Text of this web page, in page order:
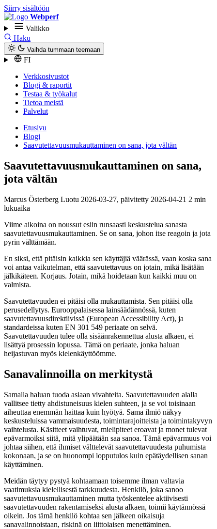
Siirry sisältöön
Webperf
Valikko
Haku
Vaihda tummaan teemaan
FI
Verkkosivustot
Blogi & raportit
Testaa & työkalut
Tietoa meistä
Palvelut
Etusivu
Blogi
Saavutettavuus­mukauttaminen on sana, jota vältän
Saavutettavuus­mukauttaminen on sana,
jota vältän
Marcus Österberg Luotu 2026-03-27, päivitetty 2026-04-21 2 min
lukuaika
Viime aikoina on noussut esiin runsaasti keskustelua sanasta
saavutettavuus­mukauttaminen. Se on sana, johon itse reagoin ja jota
pyrin välttämään.
En siksi, että pitäisin kaikkia sen käyttäjiä väärässä, vaan koska sana
voi antaa vaikutelman, että saavutettavuus on jotain, mikä lisätään
jälkikäteen. Korjaus. Jotain, mikä hoidetaan kun kaikki muu on
valmista.
Saavutettavuuden ei pitäisi olla mukauttamista. Sen pitäisi olla
perusedellytys. Eurooppalaisessa lainsäädännössä, kuten
saavutettavuusdirektiivissä (European Accessibility Act), ja
standardeissa kuten EN 301 549 periaate on selvä.
Saavutettavuuden tulee olla sisäänrakennettua alusta alkaen, ei
lisättyä prosessin lopussa. Tämä on periaate, jonka haluan
heijastuvan myös kielenkäyttöömme.
Sanavalinnoilla on merkitystä
Samalla haluan tuoda asiaan vivahteita. Saavutettavuuden alalla
vallitsee tietty ahdistuneisuus kielen suhteen, ja se voi toisinaan
aiheuttaa enemmän haittaa kuin hyötyä. Sama ilmiö näkyy
keskusteluissa vammaisuudesta, toimintarajoitteista ja toimintakyvyn
vaihtelusta. Käsitteet vaihtuvat, mielipiteet eroavat ja monet tulevat
epävarmoiksi siitä, mitä ylipäätään saa sanoa. Tämä epävarmuus voi
johtaa siihen, että ihmiset välttelevät saavutettavuudesta puhumista
kokonaan, ja se on huonompi lopputulos kuin epätäydellisen sanan
käyttäminen.
Meidän täytyy pystyä kohtaamaan toisemme ilman valtavia
vaatimuksia kielellisestä tarkkuudesta. Henkilö, joka sanoo
saavutettavuusmukauttaminen mutta työskentelee aktiivisesti
saavutettavuuden rakentamiseksi alusta alkaen, toimii käytännössä
oikein. Jos tämä henkilö kohtaa sen jälkeen oikaisuja
sanavalinnoistaan, riskinä on liittolaisen menettäminen.